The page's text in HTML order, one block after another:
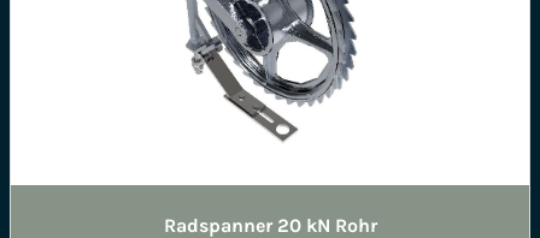
Radspanner 20 kN Rohr